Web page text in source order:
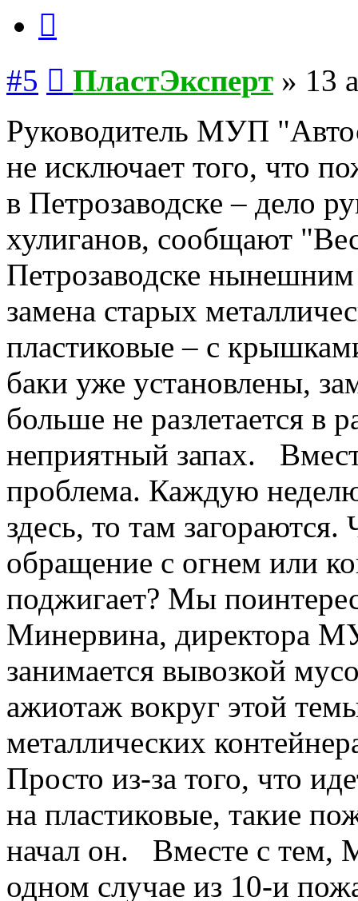
#5 ПластЭксперт » 13
Руководитель МУП
не исключает того, что
в Петрозаводске – дело
хулиганов, сообщают
Петрозаводске нынешним
замена старых
пластиковые – с
баки уже установлены,
больше не разлетается в
неприятный запах.
проблема. Каждую
здесь, то там
обращение с огнем или
поджигает? Мы
Минервина, директора
занимается вывозкой
ажиотаж вокруг этой
металлических
Просто из-за того, что
на пластиковые, такие
начал он. Вместе с тем,
одном случае из 10-и